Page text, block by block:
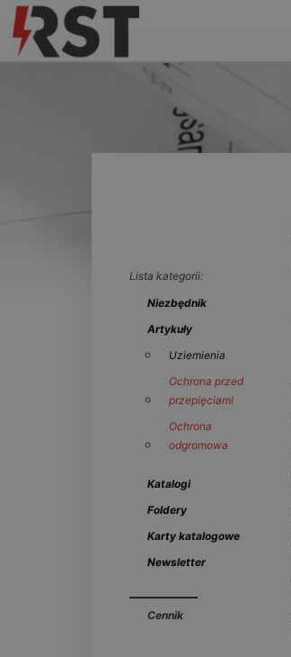
Lista kategorii:
Niezbędnik
Artykuły
Uziemienia
Ochrona przed
przepięciami
Ochrona
odgromowa
Katalogi
Foldery
Karty katalogowe
Newsletter
Cennik